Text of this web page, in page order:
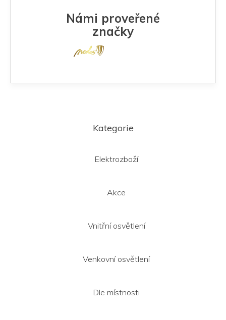
Námi proveřené
značky
Kategorie
Elektrozboží
Akce
Vnitřní osvětlení
Venkovní osvětlení
Dle místnosti